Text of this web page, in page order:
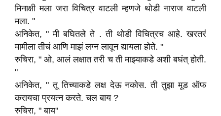
मिनाक्षी मला जरा विचित्र वाटली म्हणजे थोडी नाराज वाटली
मला. "
अनिकेत, " मी बघितले ते . ती थोडी विचित्रच आहे. खरतरं
मामीला तीचं आणि माझं लग्न लावून द्यायला होते. "
रुचिरा, " ओ, आलं लक्षात तरी च ती माझ्याकडे अशी बघंत् होती.
"
अनिकेत, " तू तिच्याकडे लक्ष देऊ नकोस. ती तुझा मूड ऑफ
करायचा प्रयत्न करते. चल बाय ?
रुचिरा, " बाय"